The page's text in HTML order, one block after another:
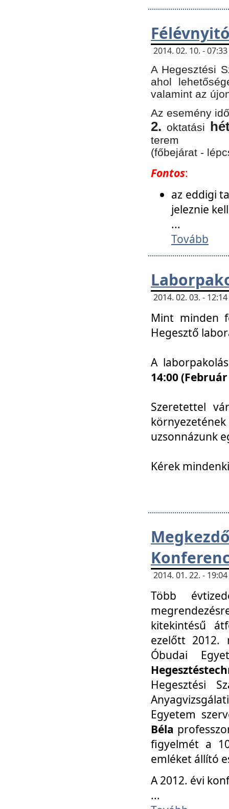
2014. 02. 10. -
A Hegesztési
ahol
valamint az
Az esemény
2. oktatási
terem
(főbejárat -
Fontos:
az eddigi
jeleznie
...
Tovább
2014. 02. 03. -
Mint minden
Hegesztő
A
14:00
Szeretettel
uzsonnázunk
Kérek
2014. 01. 22. -
Több
kitekintésű
ezelőtt 2012.
Óbudai
Hegesztési
Egyetem
Béla
figyelmét a
emléket állító
A 2012. évi
...